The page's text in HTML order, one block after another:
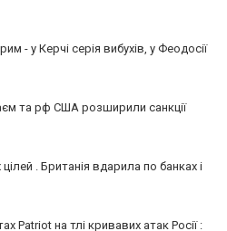
- у Керчі серія вибухів, у Феодосії
та рф США розширили санкції
. Британія вдарила по банках і
Patriot на тлі кривавих атак Росії :